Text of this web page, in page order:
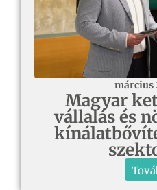
március
Magyar
vállalás és